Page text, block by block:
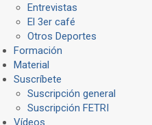
Entrevistas
El 3er café
Otros Deportes
Formación
Material
Suscríbete
Suscripción general
Suscripción FETRI
Vídeos